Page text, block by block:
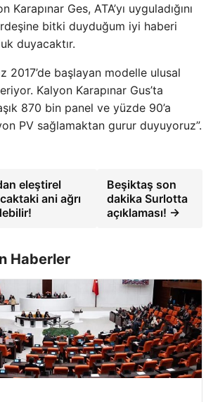
Ges, ATA’yı uyguladığını
bitki duyduğum iyi haberi
duyacaktır.
2017’de başlayan modelle ulusal
Kalyon Karapınar Gus’ta
870 bin panel ve yüzde 90’a
PV sağlamaktan gurur duyuyoruz”.
eleştirel
ani ağrı
Beşiktaş son
dakika Surlotta
açıklaması! →
Haberler